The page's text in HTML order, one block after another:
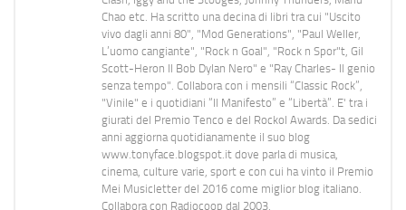
Chao etc. Ha scritto una decina di libri tra cui "Uscito
vivo dagli anni 80", "Mod Generations", "Paul Weller,
L’uomo cangiante", "Rock n Goal", "Rock n Spor"t, Gil
Scott-Heron Il Bob Dylan Nero" e "Ray Charles- Il genio
senza tempo". Collabora con i mensili “Classic Rock”,
"Vinile" e i quotidiani “Il Manifesto” e “Libertà”. E' tra i
giurati del Premio Tenco e del Rockol Awards. Da sedici
anni aggiorna quotidianamente il suo blog
www.tonyface.blogspot.it dove parla di musica,
cinema, culture varie, sport e con cui ha vinto il Premio
Mei Musicletter del 2016 come miglior blog italiano.
Collabora con Radiocoop dal 2003.